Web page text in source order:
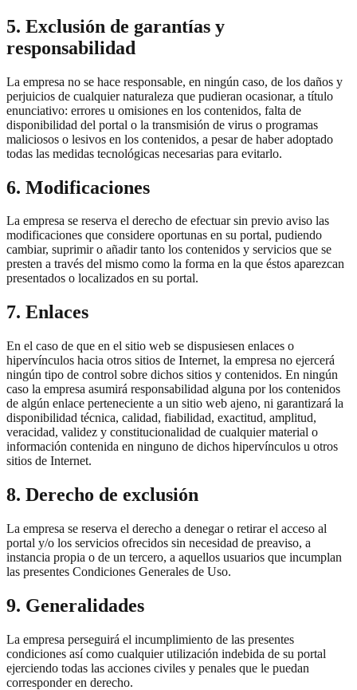
5. Exclusión de garantías y
responsabilidad
La empresa no se hace responsable, en ningún caso, de los daños y
perjuicios de cualquier naturaleza que pudieran ocasionar, a título
enunciativo: errores u omisiones en los contenidos, falta de
disponibilidad del portal o la transmisión de virus o programas
maliciosos o lesivos en los contenidos, a pesar de haber adoptado
todas las medidas tecnológicas necesarias para evitarlo.
6. Modificaciones
La empresa se reserva el derecho de efectuar sin previo aviso las
modificaciones que considere oportunas en su portal, pudiendo
cambiar, suprimir o añadir tanto los contenidos y servicios que se
presten a través del mismo como la forma en la que éstos aparezcan
presentados o localizados en su portal.
7. Enlaces
En el caso de que en el sitio web se dispusiesen enlaces o
hipervínculos hacia otros sitios de Internet, la empresa no ejercerá
ningún tipo de control sobre dichos sitios y contenidos. En ningún
caso la empresa asumirá responsabilidad alguna por los contenidos
de algún enlace perteneciente a un sitio web ajeno, ni garantizará la
disponibilidad técnica, calidad, fiabilidad, exactitud, amplitud,
veracidad, validez y constitucionalidad de cualquier material o
información contenida en ninguno de dichos hipervínculos u otros
sitios de Internet.
8. Derecho de exclusión
La empresa se reserva el derecho a denegar o retirar el acceso al
portal y/o los servicios ofrecidos sin necesidad de preaviso, a
instancia propia o de un tercero, a aquellos usuarios que incumplan
las presentes Condiciones Generales de Uso.
9. Generalidades
La empresa perseguirá el incumplimiento de las presentes
condiciones así como cualquier utilización indebida de su portal
ejerciendo todas las acciones civiles y penales que le puedan
corresponder en derecho.